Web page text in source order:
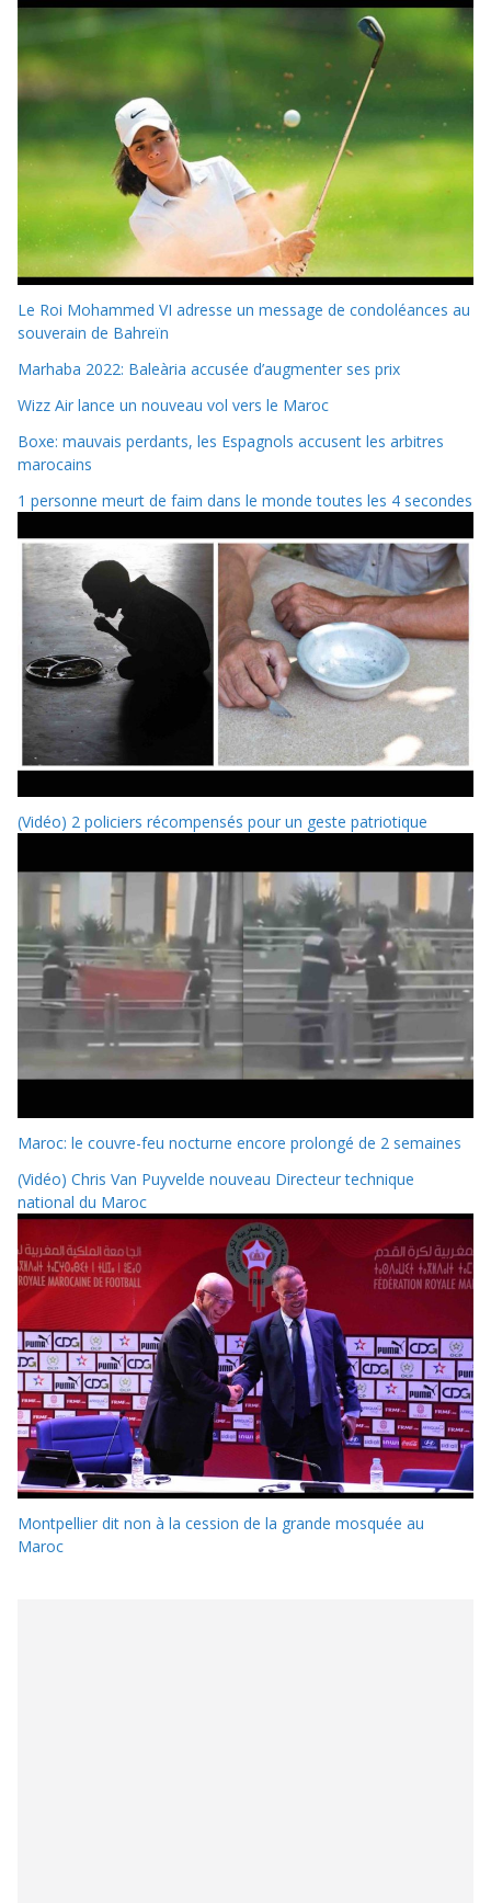
Le Roi Mohammed VI adresse un message de condoléances au
souverain de Bahreïn
Marhaba 2022: Baleària accusée d’augmenter ses prix
Wizz Air lance un nouveau vol vers le Maroc
Boxe: mauvais perdants, les Espagnols accusent les arbitres
marocains
1 personne meurt de faim dans le monde toutes les 4 secondes
(Vidéo) 2 policiers récompensés pour un geste patriotique
Maroc: le couvre-feu nocturne encore prolongé de 2 semaines
(Vidéo) Chris Van Puyvelde nouveau Directeur technique
national du Maroc
Montpellier dit non à la cession de la grande mosquée au
Maroc